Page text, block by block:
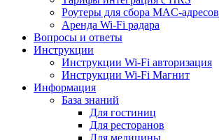
Роутеры для сбора MAC-адресов
Аренда Wi-Fi радара
Вопросы и ответы
Инструкции
Инструкции Wi-Fi авторизация
Инструкции Wi-Fi Магнит
Информация
База знаний
Для гостиниц
Для ресторанов
Для медицины